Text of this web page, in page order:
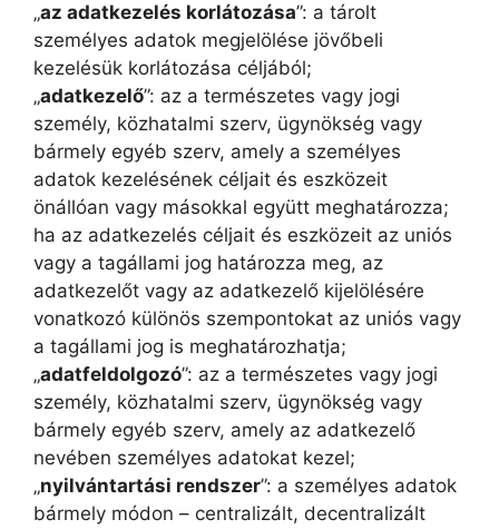
„az adatkezelés korlátozása”: a tárolt
személyes adatok megjelölése jövőbeli
kezelésük korlátozása céljából;
„adatkezelő”: az a természetes vagy jogi
személy, közhatalmi szerv, ügynökség vagy
bármely egyéb szerv, amely a személyes
adatok kezelésének céljait és eszközeit
önállóan vagy másokkal együtt meghatározza;
ha az adatkezelés céljait és eszközeit az uniós
vagy a tagállami jog határozza meg, az
adatkezelőt vagy az adatkezelő kijelölésére
vonatkozó különös szempontokat az uniós vagy
a tagállami jog is meghatározhatja;
„adatfeldolgozó”: az a természetes vagy jogi
személy, közhatalmi szerv, ügynökség vagy
bármely egyéb szerv, amely az adatkezelő
nevében személyes adatokat kezel;
„nyilvántartási rendszer”: a személyes adatok
bármely módon – centralizált, decentralizált